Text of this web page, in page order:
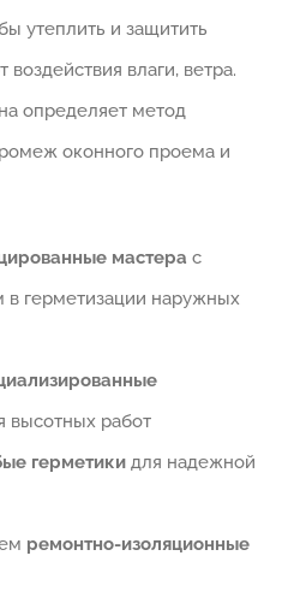
утеплить и защитить
воздействия влаги, ветра.
определяет метод
оконного проема и
мастера с
герметизации наружных
высотных работ
герметикидля надежной
ремонтно-изоляционные